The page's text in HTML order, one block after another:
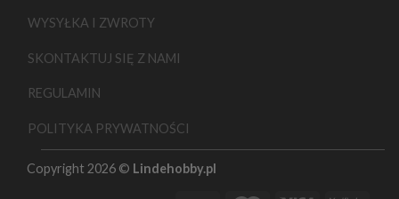
WYSYŁKA I ZWROTY
SKONTAKTUJ SIĘ Z NAMI
REGULAMIN
POLITYKA PRYWATNOŚCI
Copyright 2026 © Lindehobby.pl